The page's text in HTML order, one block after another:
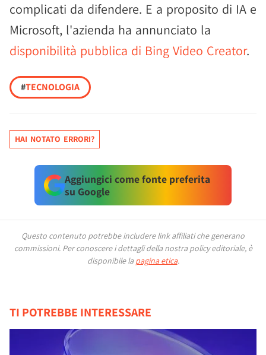
complicati da difendere. E a proposito di IA e
Microsoft, l'azienda ha annunciato la
disponibilità pubblica di Bing Video Creator.
#TECNOLOGIA
HAI NOTATO ERRORI?
Aggiungici come fonte preferita
su Google
Questo contenuto potrebbe includere link affiliati che generano
commissioni. Per conoscere i dettagli della nostra policy editoriale, è
disponibile la pagina etica.
TI POTREBBE INTERESSARE